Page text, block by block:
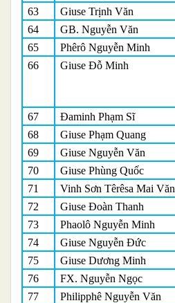
63
Giuse Trịnh Văn
64
GB. Nguyễn Văn
65
Phêrô Nguyễn Minh
66
Giuse Đỗ Minh
67
Đaminh Phạm Sĩ
68
Giuse Phạm Quang
69
Giuse Nguyễn Văn
70
Giuse Phùng Quốc
71
Vinh Sơn Têrêsa Mai Văn
72
Giuse Đoàn Thanh
73
Phaolô Nguyễn Minh
74
Giuse Nguyễn Đức
75
Giuse Dương Minh
76
FX. Nguyễn Ngọc
77
Philipphê Nguyễn Văn